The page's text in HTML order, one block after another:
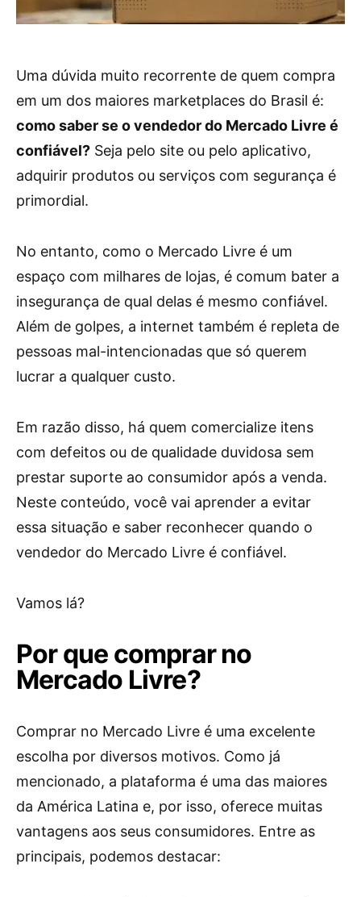
Uma dúvida muito recorrente de quem compra
em um dos maiores marketplaces do Brasil é:
como saber se o vendedor do Mercado Livre é
confiável? Seja pelo site ou pelo aplicativo,
adquirir produtos ou serviços com segurança é
primordial.
No entanto, como o Mercado Livre é um
espaço com milhares de lojas, é comum bater a
insegurança de qual delas é mesmo confiável.
Além de golpes, a internet também é repleta de
pessoas mal-intencionadas que só querem
lucrar a qualquer custo.
Em razão disso, há quem comercialize itens
com defeitos ou de qualidade duvidosa sem
prestar suporte ao consumidor após a venda.
Neste conteúdo, você vai aprender a evitar
essa situação e saber reconhecer quando o
vendedor do Mercado Livre é confiável.
Vamos lá?
Por que comprar no
Mercado Livre?
Comprar no Mercado Livre é uma excelente
escolha por diversos motivos. Como já
mencionado, a plataforma é uma das maiores
da América Latina e, por isso, oferece muitas
vantagens aos seus consumidores. Entre as
principais, podemos destacar: